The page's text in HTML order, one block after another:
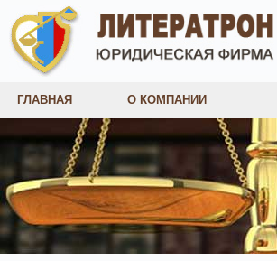
ГЛАВНАЯ О КОМПАНИИ